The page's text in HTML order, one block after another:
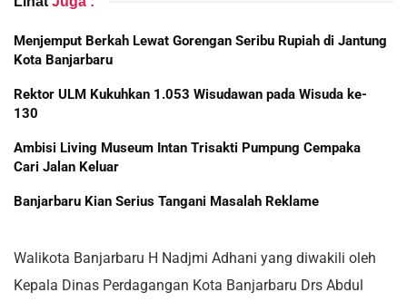
Menjemput Berkah Lewat Gorengan Seribu Rupiah di Jantung
Kota Banjarbaru
Rektor ULM Kukuhkan 1.053 Wisudawan pada Wisuda ke-
130
Ambisi Living Museum Intan Trisakti Pumpung Cempaka
Cari Jalan Keluar
Banjarbaru Kian Serius Tangani Masalah Reklame
Walikota Banjarbaru H Nadjmi Adhani yang diwakili oleh
Kepala Dinas Perdagangan Kota Banjarbaru Drs Abdul